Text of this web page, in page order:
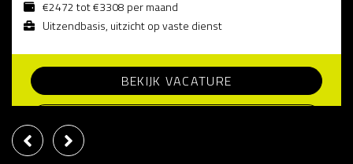
€2472 tot €3308 per maand
Uitzendbasis, uitzicht op vaste dienst
BEKIJK VACATURE